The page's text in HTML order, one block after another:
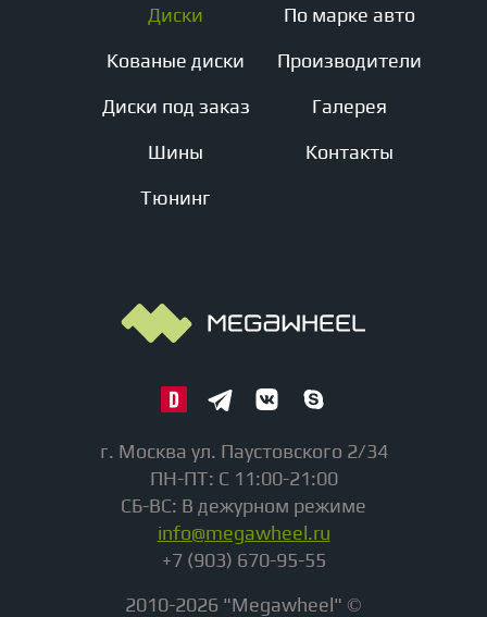
Диски
Кованые диски
Диски под заказ
Шины
Тюнинг
По марке авто
Производители
Галерея
Контакты
г. Москва ул. Паустовского 2/34
ПН-ПТ: С 11:00-21:00
СБ-ВС: В дежурном режиме
info@megawheel.ru
+7 (903) 670-95-55
2010-2026 "Megawheel" ©